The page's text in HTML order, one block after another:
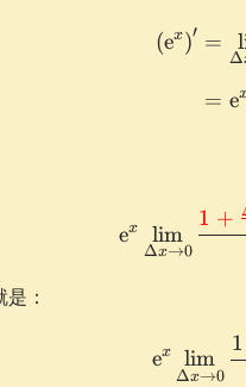
(ex)′ =
Δ
= e
ex
Δx→0
lim
1 +
：
ex
Δx→0
lim
1